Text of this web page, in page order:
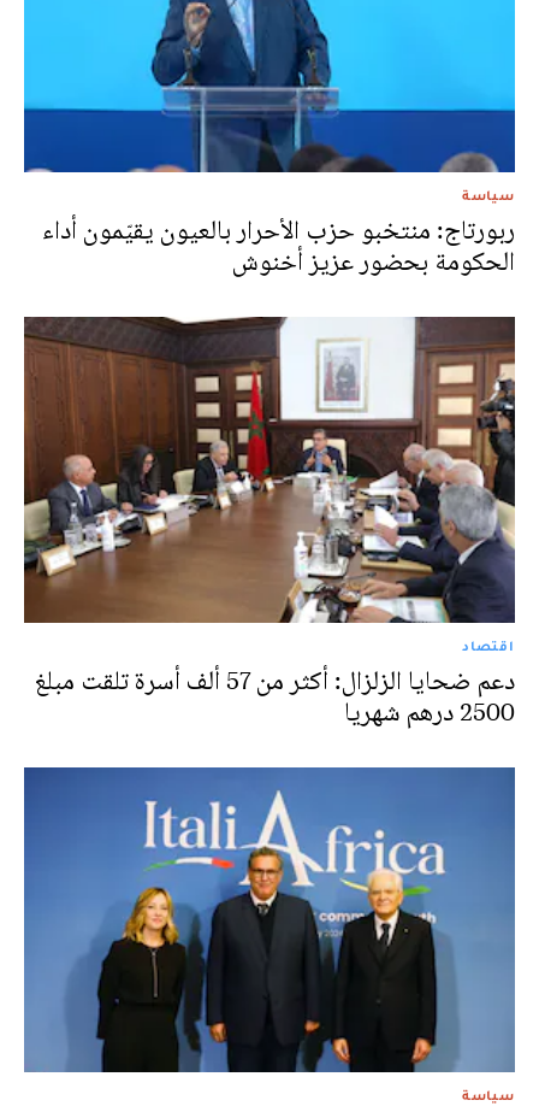
سياسة
ربورتاج: منتخبو حزب الأحرار بالعيون يقيّمون أداء
الحكومة بحضور عزيز أخنوش
اقتصاد
دعم ضحايا الزلزال: أكثر من 57 ألف أسرة تلقت مبلغ
2500 درهم شهريا
سياسة